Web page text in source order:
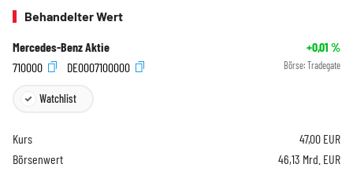
Behandelter Wert
Mercedes-Benz Aktie +0,01 %
710000
DE0007100000 Börse: Tradegate
Watchlist
Kurs 47,00 EUR
Börsenwert
46,13 Mrd. EUR